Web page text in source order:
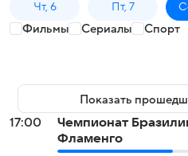
Чт, 6 Пт, 7
Фильмы Сериалы Спорт
Показать
17:00
Чемпионат
Фламенго